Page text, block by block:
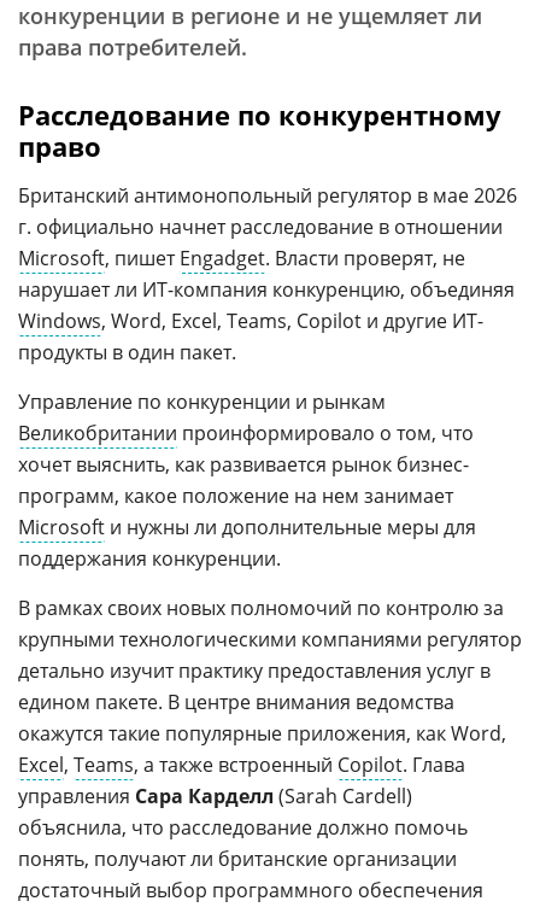
конкуренции в регионе и не ущемляет ли
права потребителей.
Расследование по конкурентному
право
Британский антимонопольный регулятор в мае 2026
г. официально начнет расследование в отношении
Microsoft, пишетEngadget. Власти проверят, не
нарушает ли ИТ-компания конкуренцию, объединяя
Windows, Word, Excel, Teams, Copilot и другие ИТ-
продукты в один пакет.
Управление по конкуренции и рынкам
Великобритании проинформировало о том, что
хочет выяснить, как развивается рынок бизнес-
программ, какое положение на нем занимает
Microsoft и нужны ли дополнительные меры для
поддержания конкуренции.
В рамках своих новых полномочий по контролю за
крупными технологическими компаниями регулятор
детально изучит практику предоставления услуг в
едином пакете. В центре внимания ведомства
окажутся такие популярные приложения, как Word,
Excel, Teams, а также встроенный Copilot. Глава
управления Сара Карделл (Sarah Cardell)
объяснила, что расследование должно помочь
понять, получают ли британские организации
достаточный выбор программного обеспечения